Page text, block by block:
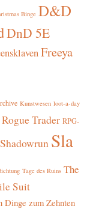
Binge D&D
DnD 5E
Freeya
Kunstwesen loot-a-day
Rogue Trader RPG-
Shadowrun Sla
Tage des Ruins The
Suit
Dinge zum Zehnten